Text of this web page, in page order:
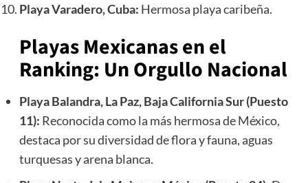
Playa Varadero, Cuba: Hermosa playa caribeña.
Playas Mexicanas en el
Ranking: Un Orgullo Nacional
Playa Balandra, La Paz, Baja California Sur (Puesto
11): Reconocida como la más hermosa de México,
destaca por su diversidad de flora y fauna, aguas
turquesas y arena blanca.